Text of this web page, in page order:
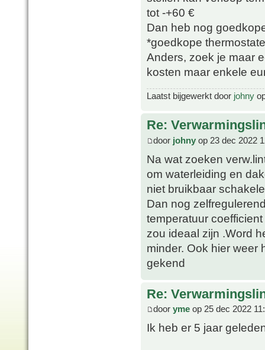
tot -+60 €
Dan heb nog
*goedkope
Anders, zoek je maar
kosten maar enkele
Laatst bijgewerkt door johny
Re:
door johny op 23 dec 2022
Na wat zoeken
om waterleiding en
niet bruikbaar
Dan nog
temperatuur
zou ideaal zijn .Word
minder. Ook hier weer
gekend
Re:
door yme op 25 dec 2022
Ik heb er 5 jaar